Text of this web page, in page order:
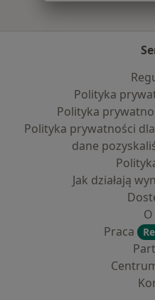
Polityka
Polityka
Polityka prywatności
dane
Jak działają
Praca